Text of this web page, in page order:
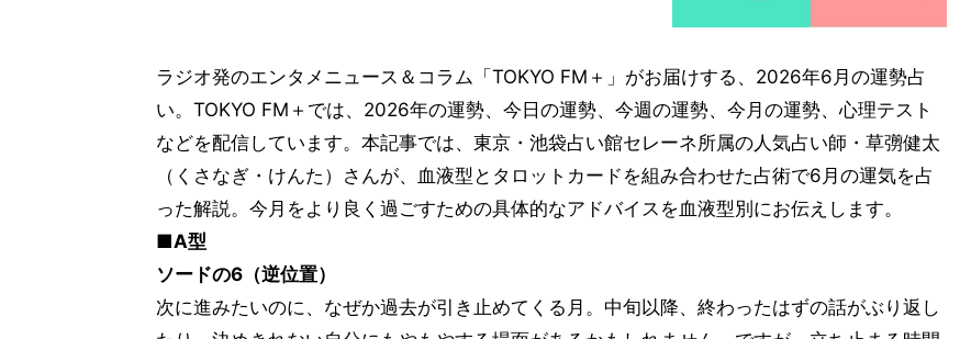
ラジオ発のエンタメニュース＆コラム「TOKYO FM＋」がお届けする、2026年6月の運勢占
い。TOKYO FM＋では、2026年の運勢、今日の運勢、今週の運勢、今月の運勢、心理テスト
などを配信しています。本記事では、東京・池袋占い館セレーネ所属の人気占い師・草彅健太
（くさなぎ・けんた）さんが、血液型とタロットカードを組み合わせた占術で6月の運気を占
った解説。今月をより良く過ごすための具体的なアドバイスを血液型別にお伝えします。
■A型
ソードの6（逆位置）
次に進みたいのに、なぜか過去が引き止めてくる月。中旬以降、終わったはずの話がぶり返し